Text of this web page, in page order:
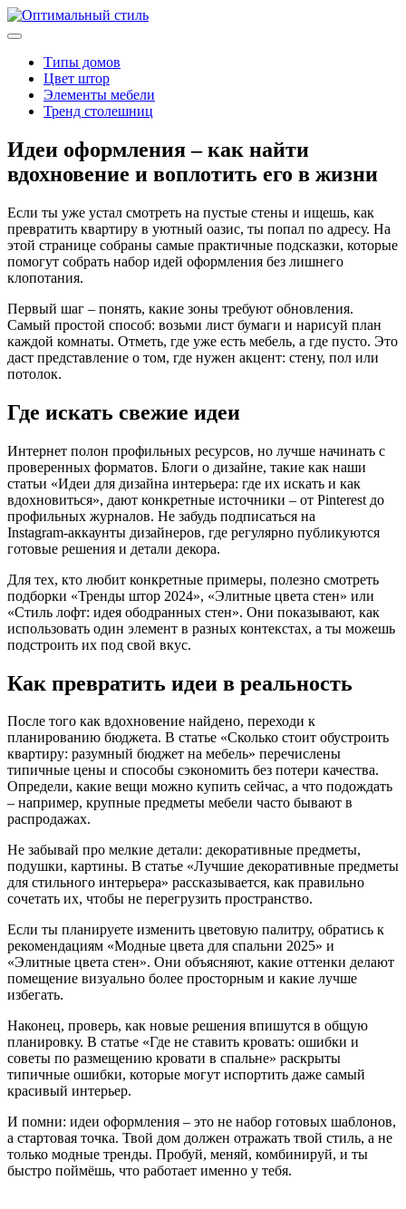
Типы домов
Цвет штор
Элементы мебели
Тренд столешниц
Идеи оформления – как найти
вдохновение и воплотить его в жизни
Если ты уже устал смотреть на пустые стены и ищешь, как
превратить квартиру в уютный оазис, ты попал по адресу. На
этой странице собраны самые практичные подсказки, которые
помогут собрать набор идей оформления без лишнего
клопотания.
Первый шаг – понять, какие зоны требуют обновления.
Самый простой способ: возьми лист бумаги и нарисуй план
каждой комнаты. Отметь, где уже есть мебель, а где пусто. Это
даст представление о том, где нужен акцент: стену, пол или
потолок.
Где искать свежие идеи
Интернет полон профильных ресурсов, но лучше начинать с
проверенных форматов. Блоги о дизайне, такие как наши
статьи «Идеи для дизайна интерьера: где их искать и как
вдохновиться», дают конкретные источники – от Pinterest до
профильных журналов. Не забудь подписаться на
Instagram‑аккаунты дизайнеров, где регулярно публикуются
готовые решения и детали декора.
Для тех, кто любит конкретные примеры, полезно смотреть
подборки «Тренды штор 2024», «Элитные цвета стен» или
«Стиль лофт: идея ободранных стен». Они показывают, как
использовать один элемент в разных контекстах, а ты можешь
подстроить их под свой вкус.
Как превратить идеи в реальность
После того как вдохновение найдено, переходи к
планированию бюджета. В статье «Сколько стоит обустроить
квартиру: разумный бюджет на мебель» перечислены
типичные цены и способы сэкономить без потери качества.
Определи, какие вещи можно купить сейчас, а что подождать
– например, крупные предметы мебели часто бывают в
распродажах.
Не забывай про мелкие детали: декоративные предметы,
подушки, картины. В статье «Лучшие декоративные предметы
для стильного интерьера» рассказывается, как правильно
сочетать их, чтобы не перегрузить пространство.
Если ты планируете изменить цветовую палитру, обратись к
рекомендациям «Модные цвета для спальни 2025» и
«Элитные цвета стен». Они объясняют, какие оттенки делают
помещение визуально более просторным и какие лучше
избегать.
Наконец, проверь, как новые решения впишутся в общую
планировку. В статье «Где не ставить кровать: ошибки и
советы по размещению кровати в спальне» раскрыты
типичные ошибки, которые могут испортить даже самый
красивый интерьер.
И помни: идеи оформления – это не набор готовых шаблонов,
а стартовая точка. Твой дом должен отражать твой стиль, а не
только модные тренды. Пробуй, меняй, комбинируй, и ты
быстро поймёшь, что работает именно у тебя.